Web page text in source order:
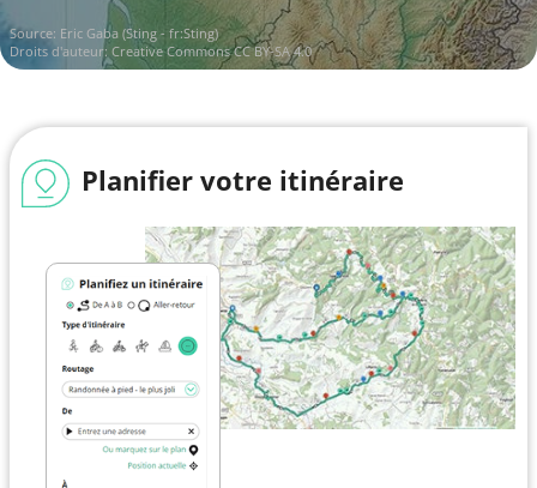
Source: Eric Gaba (Sting - fr:Sting)
Droits d'auteur: Creative Commons CC BY-SA 4.0
Planifier votre itinéraire